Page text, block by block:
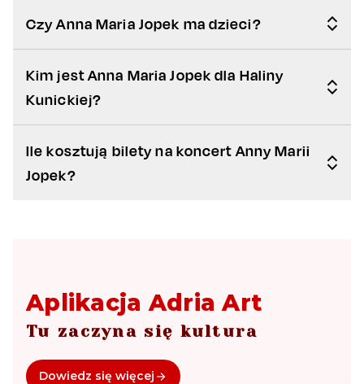
Czy Anna Maria Jopek ma dzieci?
Kim jest Anna Maria Jopek dla Haliny
Kunickiej?
Ile kosztują bilety na koncert Anny Marii
Jopek?
Aplikacja Adria Art
Tu zaczyna się kultura
Dowiedz się więcej